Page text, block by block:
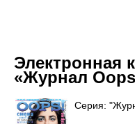
Электронная
«Журнал
Серия: